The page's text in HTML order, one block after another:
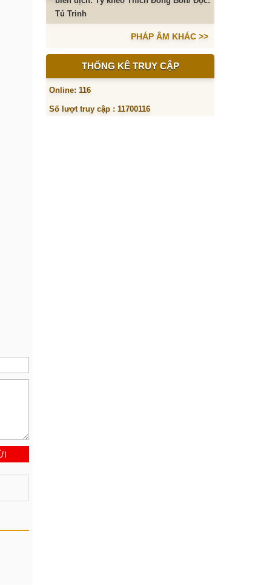
Tú Trinh
PHÁP ÂM KHÁC >>
THỐNG KÊ TRUY CẬP
Online: 116
Số lượt truy cập : 11700116